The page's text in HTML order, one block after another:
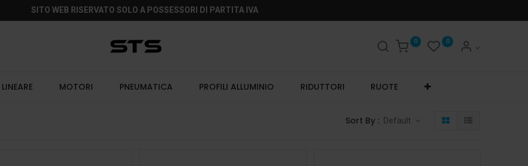
SITO WEB RISERVATO SOLO A POSSESSORI DI PARTITA IVA
0 0
LINEARE MOTORI PNEUMATICA PROFILI ALLUMINIO RIDUTTORI RUOTE
Sort By : Default